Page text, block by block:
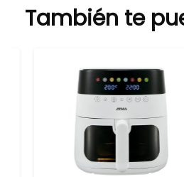
También te